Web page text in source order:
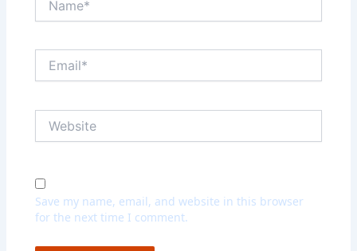
Save my name, email, and website in this browser
for the next time I comment.